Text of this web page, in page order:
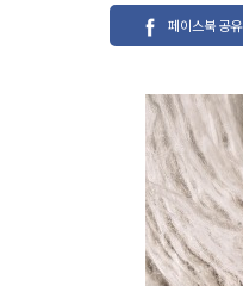
페이스북 공유